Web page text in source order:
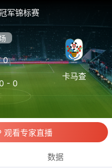
军锦标赛
0
- 0
卡马查
观看专家直播
数据